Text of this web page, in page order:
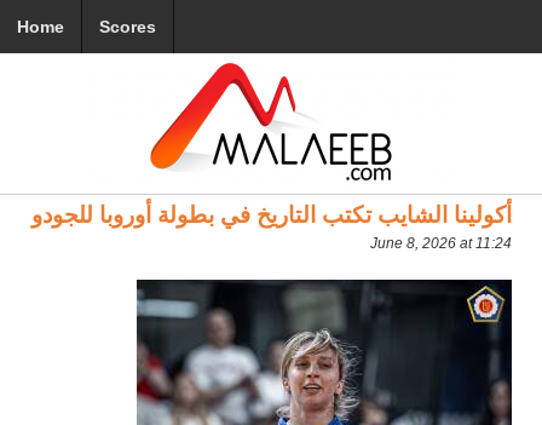
Home Scores
أكولينا الشايب تكتب التاريخ في بطولة أوروبا للجودو
June 8, 2026 at 11:24